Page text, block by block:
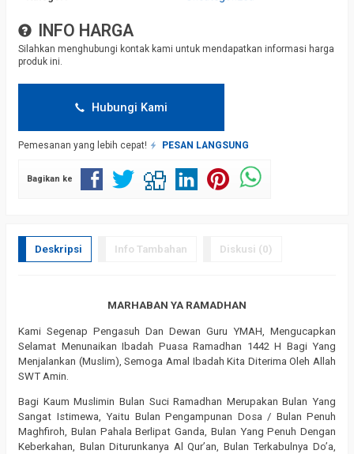
INFO HARGA
Silahkan menghubungi kontak kami untuk mendapatkan informasi harga
produk ini.
Hubungi Kami
Pemesanan yang lebih cepat! PESAN LANGSUNG
Bagikan ke
Deskripsi Info Tambahan Diskusi (0)
MARHABAN YA RAMADHAN
Kami Segenap Pengasuh Dan Dewan Guru YMAH, Mengucapkan
Selamat Menunaikan Ibadah Puasa Ramadhan 1442 H Bagi Yang
Menjalankan (Muslim), Semoga Amal Ibadah Kita Diterima Oleh Allah
SWT Amin.
Bagi Kaum Muslimin Bulan Suci Ramadhan Merupakan Bulan Yang
Sangat Istimewa, Yaitu Bulan Pengampunan Dosa / Bulan Penuh
Maghfiroh, Bulan Pahala Berlipat Ganda, Bulan Yang Penuh Dengan
Keberkahan, Bulan Diturunkanya Al Qur’an, Bulan Terkabulnya Do’a,